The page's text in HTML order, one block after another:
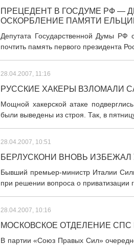
ПРЕЦЕДЕНТ В ГОСДУМЕ РФ —
ОСКОРБЛЕНИЕ ПАМЯТИ
Депутата Государственной Думы
почтить память первого президента
28.04.2007, 11:16
РУССКИЕ ХАКЕРЫ ВЗЛОМАЛИ
Мощной хакерской атаке
были выведены из строя. Так, в
28.04.2007, 10:51
БЕРЛУСКОНИ ВНОВЬ
Бывший премьер-министр Италии
при решении вопроса о приватизации
28.04.2007, 10:16
МОСКОВСКОЕ ОТДЕЛЕНИЕ СПС
В партии «Союз Правых Сил»